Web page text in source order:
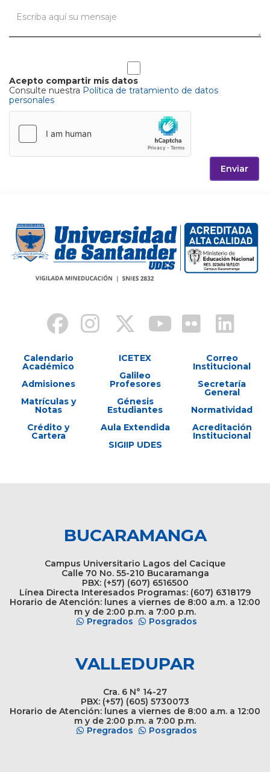
Acepto compartir mis datos
Consulte nuestra Política de tratamiento de datos
personales
Enviar
Calendario
Académico
Admisiones
Matrículas y
Notas
Crédito y
Cartera
ICETEX
Galileo
Profesores
Génesis
Estudiantes
Aula Extendida
SIGIIP UDES
Correo
Institucional
Secretaría
General
Normatividad
Acreditación
Institucional
BUCARAMANGA
Campus Universitario Lagos del Cacique
Calle 70 No. 55-210 Bucaramanga
PBX: (+57) (607) 6516500
Línea Directa Interesados Programas: (607) 6318179
Horario de Atención: lunes a viernes de 8:00 a.m. a 12:00
m y de 2:00 p.m. a 7:00 p.m.
Pregrados
Posgrados
VALLEDUPAR
Cra. 6 N° 14-27
PBX: (+57) (605) 5730073
Horario de Atención: lunes a viernes de 8:00 a.m. a 12:00
m y de 2:00 p.m. a 7:00 p.m.
Pregrados
Posgrados